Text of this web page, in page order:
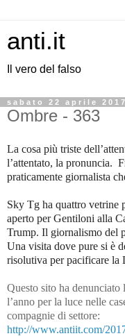
anti.it
Il vero del falso
sabato 22 aprile 2017
Ombre - 363
La cosa più triste
l’attentato, la pronuncia.
praticamente giornalista
Sky Tg ha quattro vetrine
aperto per Gentiloni alla
Trump. Il giornalismo del
Una visita dove pure si è
risolutiva per pacificare la
Questo sito ha denunciato
l’anno per la luce nelle
compagnie di settore:
http://www.antiit.com/